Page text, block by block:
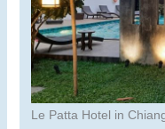
Le Patta Hotel in